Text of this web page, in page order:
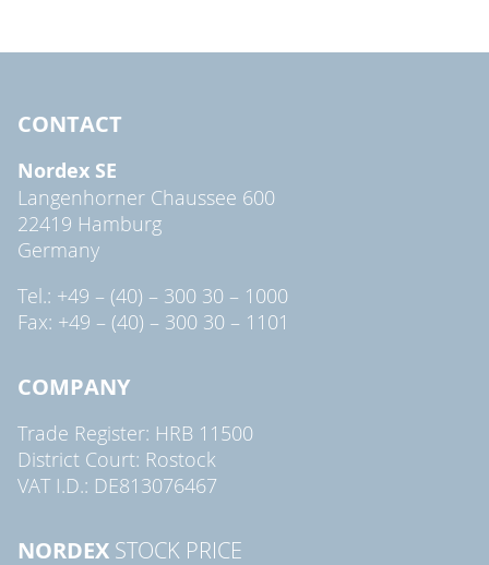
CONTACT
Nordex SE
Langenhorner Chaussee 600
22419 Hamburg
Germany
Tel.: +49 – (40) – 300 30 – 1000
Fax: +49 – (40) – 300 30 – 1101
COMPANY
Trade Register: HRB 11500
District Court: Rostock
VAT I.D.: DE813076467
NORDEX STOCK PRICE